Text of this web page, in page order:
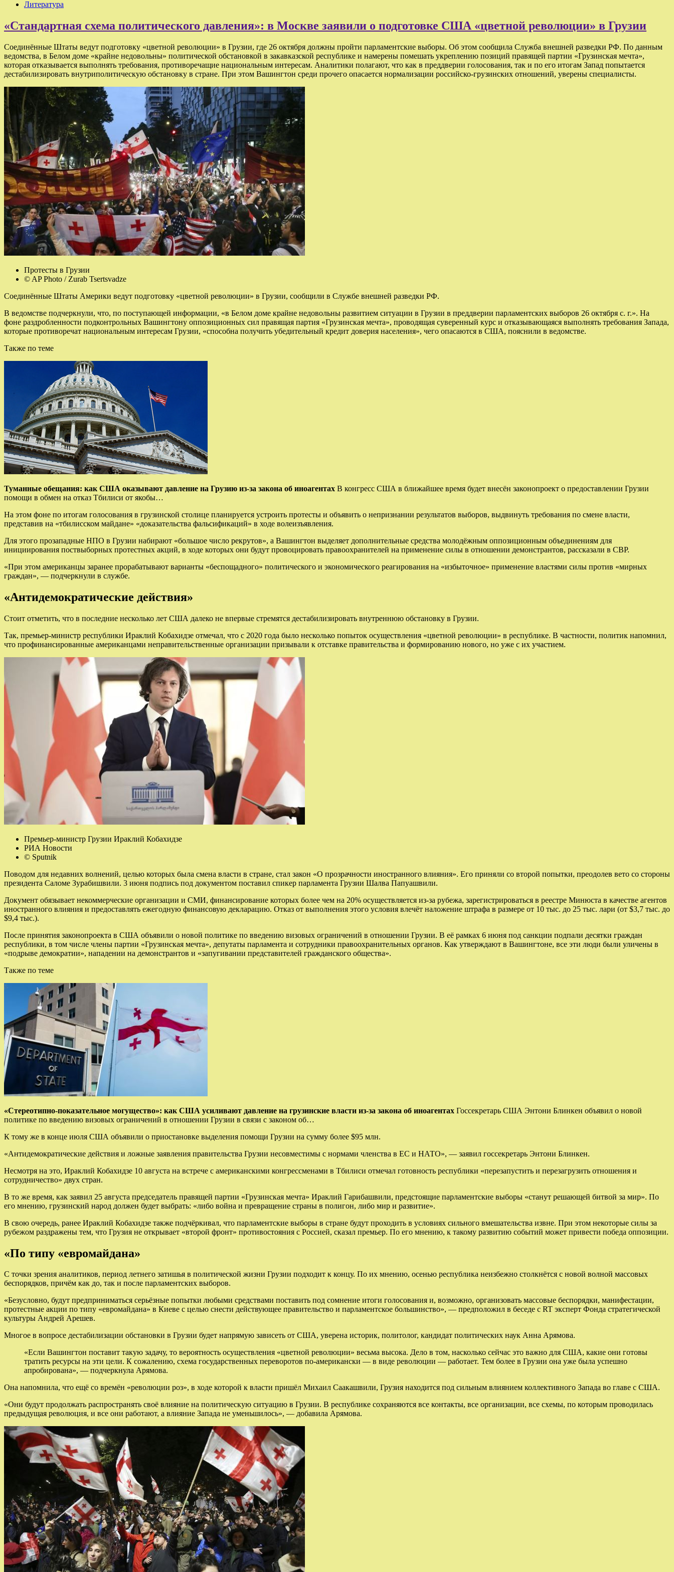
Литература
«Стандартная схема политического давления»: в Москве заявили о подготовке США «цветной революции» в Грузии
Соединённые Штаты ведут подготовку «цветной революции» в Грузии, где 26 октября должны пройти парламентские выборы. Об этом сообщила Служба внешней разведки РФ. По данным
ведомства, в Белом доме «крайне недовольны» политической обстановкой в закавказской республике и намерены помешать укреплению позиций правящей партии «Грузинская мечта»,
которая отказывается выполнять требования, противоречащие национальным интересам. Аналитики полагают, что как в преддверии голосования, так и по его итогам Запад попытается
дестабилизировать внутриполитическую обстановку в стране. При этом Вашингтон среди прочего опасается нормализации российско-грузинских отношений, уверены специалисты.
Протесты в Грузии
© AP Photo / Zurab Tsertsvadze
Соединённые Штаты Америки ведут подготовку «цветной революции» в Грузии, сообщили в Службе внешней разведки РФ.
В ведомстве подчеркнули, что, по поступающей информации, «в Белом доме крайне недовольны развитием ситуации в Грузии в преддверии парламентских выборов 26 октября с. г.». На
фоне раздробленности подконтрольных Вашингтону оппозиционных сил правящая партия «Грузинская мечта», проводящая суверенный курс и отказывающаяся выполнять требования Запада,
которые противоречат национальным интересам Грузии, «способна получить убедительный кредит доверия населения», чего опасаются в США, пояснили в ведомстве.
Также по теме
Туманные обещания: как США оказывают давление на Грузию из-за закона об иноагентах В конгресс США в ближайшее время будет внесён законопроект о предоставлении Грузии
помощи в обмен на отказ Тбилиси от якобы…
На этом фоне по итогам голосования в грузинской столице планируется устроить протесты и объявить о непризнании результатов выборов, выдвинуть требования по смене власти,
представив на «тбилисском майдане» «до­казательства фальсификаций» в ходе волеизъявления.
Для этого прозападные НПО в Грузии набирают «большое число рекрутов», а Вашингтон выделяет дополнительные средства молодёжным оппозиционным объединениям для
инициирования поствыбор­ных протестных акций, в ходе которых они будут провоцировать право­охранителей на применение силы в отношении демонстрантов, рассказали в СВР.
«При этом американцы заранее прорабатывают варианты «беспощадного» политического и экономического реагирования на «избыточное» применение властями силы против «мирных
граждан», — подчеркнули в службе.
«Антидемократические действия»
Стоит отметить, что в последние несколько лет США далеко не впервые стремятся дестабилизировать внутреннюю обстановку в Грузии.
Так, премьер-министр республики Ираклий Кобахидзе отмечал, что с 2020 года было несколько попыток осуществления «цветной революции» в республике. В частности, политик напомнил,
что профинансированные американцами неправительственные организации призывали к отставке правительства и формированию нового, но уже с их участием.
Премьер-министр Грузии Ираклий Кобахидзе
РИА Новости
© Sputnik
Поводом для недавних волнений, целью которых была смена власти в стране, стал закон «О прозрачности иностранного влияния». Его приняли со второй попытки, преодолев вето со стороны
президента Саломе Зурабишвили. 3 июня подпись под документом поставил спикер парламента Грузии Шалва Папуашвили.
Документ обязывает некоммерческие организации и СМИ, финансирование которых более чем на 20% осуществляется из-за рубежа, зарегистрироваться в реестре Минюста в качестве агентов
иностранного влияния и предоставлять ежегодную финансовую декларацию. Отказ от выполнения этого условия влечёт наложение штрафа в размере от 10 тыс. до 25 тыс. лари (от $3,7 тыс. до
$9,4 тыс.).
После принятия законопроекта в США объявили о новой политике по введению визовых ограничений в отношении Грузии. В её рамках 6 июня под санкции подпали десятки граждан
республики, в том числе члены партии «Грузинская мечта», депутаты парламента и сотрудники правоохранительных органов. Как утверждают в Вашингтоне, все эти люди были уличены в
«подрыве демократии», нападении на демонстрантов и «запугивании представителей гражданского общества».
Также по теме
«Стереотипно-показательное могущество»: как США усиливают давление на грузинские власти из-за закона об иноагентах Госсекретарь США Энтони Блинкен объявил о новой
политике по введению визовых ограничений в отношении Грузии в связи с законом об…
К тому же в конце июля США объявили о приостановке выделения помощи Грузии на сумму более $95 млн.
«Антидемократические действия и ложные заявления правительства Грузии несовместимы с нормами членства в ЕС и НАТО», — заявил госсекретарь Энтони Блинкен.
Несмотря на это, Ираклий Кобахидзе 10 августа на встрече с американскими конгрессменами в Тбилиси отмечал готовность республики «перезапустить и перезагрузить отношения и
сотрудничество» двух стран.
В то же время, как заявил 25 августа председатель правящей партии «Грузинская мечта» Ираклий Гарибашвили, предстоящие парламентские выборы «станут решающей битвой за мир». По
его мнению, грузинский народ должен будет выбрать: «либо война и превращение страны в полигон, либо мир и развитие».
В свою очередь, ранее Ираклий Кобахидзе также подчёркивал, что парламентские выборы в стране будут проходить в условиях сильного вмешательства извне. При этом некоторые силы за
рубежом раздражены тем, что Грузия не открывает «второй фронт» противостояния с Россией, сказал премьер. По его мнению, к такому развитию событий может привести победа оппозиции.
«По типу «евромайдана»
С точки зрения аналитиков, период летнего затишья в политической жизни Грузии подходит к концу. По их мнению, осенью республика неизбежно столкнётся с новой волной массовых
беспорядков, причём как до, так и после парламентских выборов.
«Безусловно, будут предприниматься серьёзные попытки любыми средствами поставить под сомнение итоги голосования и, возможно, организовать массовые беспорядки, манифестации,
протестные акции по типу «евромайдана» в Киеве с целью снести действующее правительство и парламентское большинство», — предположил в беседе с RT эксперт Фонда стратегической
культуры Андрей Арешев.
Многое в вопросе дестабилизации обстановки в Грузии будет напрямую зависеть от США, уверена историк, политолог, кандидат политических наук Анна Арямова.
«Если Вашингтон поставит такую задачу, то вероятность осуществления «цветной революции» весьма высока. Дело в том, насколько сейчас это важно для США, какие они готовы
тратить ресурсы на эти цели. К сожалению, схема государственных переворотов по-американски — в виде революции — работает. Тем более в Грузии она уже была успешно
апробирована», — подчеркнула Арямова.
Она напомнила, что ещё со времён «революции роз», в ходе которой к власти пришёл Михаил Саакашвили, Грузия находится под сильным влиянием коллективного Запада во главе с США.
«Они будут продолжать распространять своё влияние на политическую ситуацию в Грузии. В республике сохраняются все контакты, все организации, все схемы, по которым проводилась
предыдущая революция, и все они работают, а влияние Запада не уменьшилось», — добавила Арямова.